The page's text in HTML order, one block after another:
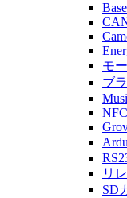
モ
ブ
リ
SD